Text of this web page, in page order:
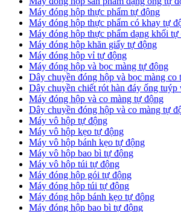
Máy đóng hộp thực phẩm tự động
Máy đóng hộp thực phẩm có khay tự
Máy đóng hộp thực phẩm dạng khối tự
Máy đóng hộp khăn giấy tự động
Máy đóng hộp vỉ tự động
Máy đóng hộp và bọc màng tự động
Dây chuyền đóng hộp và bọc màng co
Dây chuyền chiết rót hàn đáy ống
Máy đóng hộp và co màng tự động
Dây chuyền đóng hộp và co màng tự
Máy vô hộp tự động
Máy vô hộp kẹo tự động
Máy vô hộp bánh kẹo tự động
Máy vô hộp bao bì tự động
Máy vô hộp túi tự động
Máy đóng hộp gói tự động
Máy đóng hộp túi tự động
Máy đóng hộp bánh kẹo tự động
Máy đóng hộp bao bì tự động